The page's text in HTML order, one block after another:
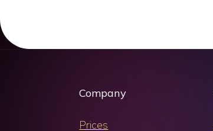
Company
Prices